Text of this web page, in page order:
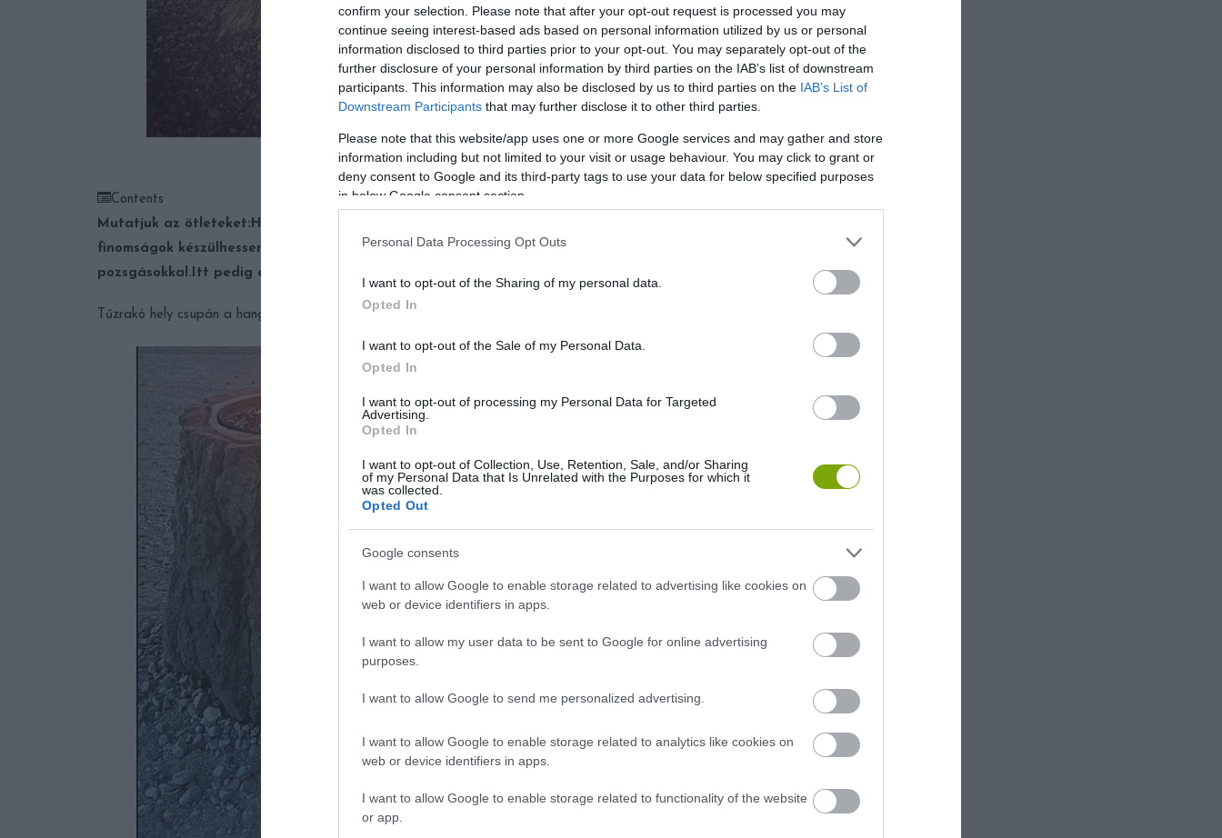
confirm your selection. Please note that after your opt-out request is processed you may
continue seeing interest-based ads based on personal information utilized by us or personal
information disclosed to third parties prior to your opt-out. You may separately opt-out of the
further disclosure of your personal information by third parties on the IAB’s list of downstream
participants. This information may also be disclosed by us to third parties on the IAB’s List of
Downstream Participants that may further disclose it to other third parties.
Please note that this website/app uses one or more Google services and may gather and store
information including but not limited to your visit or usage behaviour. You may click to grant or
deny consent to Google and its third-party tags to use your data for below specified purposes
in below Google consent section.
Personal Data Processing Opt Outs
I want to opt-out of the Sharing of my personal data.
Opted In
I want to opt-out of the Sale of my Personal Data.
Opted In
I want to opt-out of processing my Personal Data for Targeted
Advertising.
Opted In
I want to opt-out of Collection, Use, Retention, Sale, and/or Sharing
of my Personal Data that Is Unrelated with the Purposes for which it
was collected.
Opted Out
Google consents
I want to allow Google to enable storage related to advertising like cookies on
web or device identifiers in apps.
I want to allow my user data to be sent to Google for online advertising
purposes.
I want to allow Google to send me personalized advertising.
I want to allow Google to enable storage related to analytics like cookies on
web or device identifiers in apps.
I want to allow Google to enable storage related to functionality of the website
or app.
Group/Pinterest
Contents
Mutatjuk az ötleteket: Helyes kis asztalka.
finomságok készülhessenek.
Így szinte tovább él. Hát nem meseszép?A kedvencünk, telis-tele
pozsgásokkal. Itt pedig egészen biztosan manók és tündérek is élnek.
Tűzrakó hely csupán a hangulatért vagy akár hogy finomságok készülhessenek.